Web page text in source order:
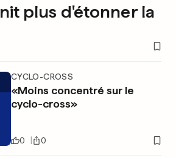
plus d'étonner la
CYCLO-CROSS
«Moins concentré sur le
cyclo-cross»
0 0